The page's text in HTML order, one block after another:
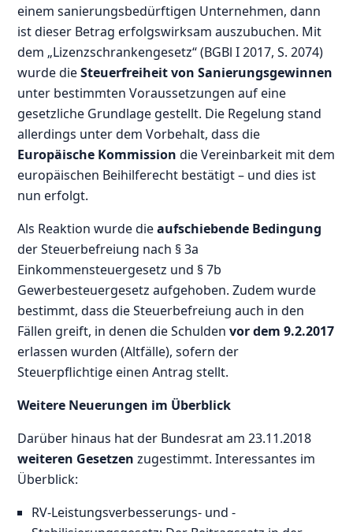
einem sanierungsbedürftigen Unternehmen, dann
ist dieser Betrag erfolgswirksam auszubuchen. Mit
dem „Lizenzschrankengesetz“ (BGBl I 2017, S. 2074)
wurde dieSteuerfreiheit von Sanierungsgewinnen
unter bestimmten Voraussetzungen auf eine
gesetzliche Grundlage gestellt. Die Regelung stand
allerdings unter dem Vorbehalt, dass die
Europäische Kommissiondie Vereinbarkeit mit dem
europäischen Beihilferecht bestätigt – und dies ist
nun erfolgt.
Als Reaktion wurde dieaufschiebende Bedingung
der Steuerbefreiung nach § 3a
Einkommensteuergesetz und § 7b
Gewerbesteuergesetz aufgehoben. Zudem wurde
bestimmt, dass die Steuerbefreiung auch in den
Fällen greift, in denen die Schuldenvor dem 9.2.2017
erlassen wurden (Altfälle), sofern der
Steuerpflichtige einen Antrag stellt.
Weitere Neuerungen im Überblick
Darüber hinaus hat der Bundesrat am 23.11.2018
weiteren Gesetzen zugestimmt. Interessantes im
Überblick:
RV-Leistungsverbesserungs- und -